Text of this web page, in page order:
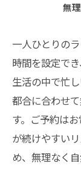
無
一人ひとりの
時間を設定で
生活の中で忙
都合に合わせ
す。ご予約は
が続けやすい
め、無理なく